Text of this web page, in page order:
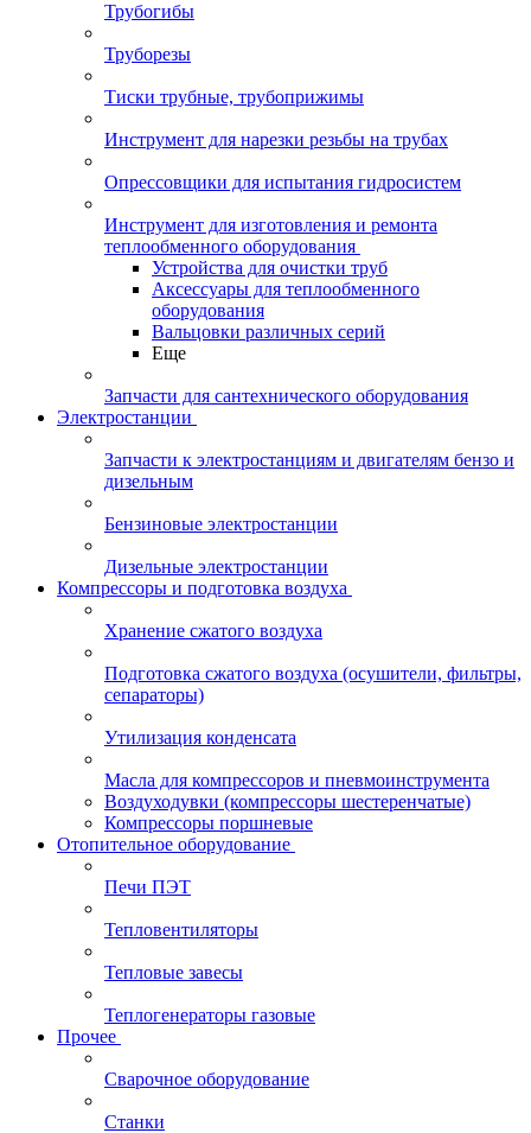
Трубогибы
Труборезы
Тиски трубные, трубоприжимы
Инструмент для нарезки резьбы на трубах
Опрессовщики для испытания гидросистем
Инструмент для изготовления и ремонта
теплообменного оборудования
Устройства для очистки труб
Аксессуары для теплообменного
оборудования
Вальцовки различных серий
Еще
Запчасти для сантехнического оборудования
Электростанции
Запчасти к электростанциям и двигателям бензо и
дизельным
Бензиновые электростанции
Дизельные электростанции
Компрессоры и подготовка воздуха
Хранение сжатого воздуха
Подготовка сжатого воздуха (осушители, фильтры,
сепараторы)
Утилизация конденсата
Масла для компрессоров и пневмоинструмента
Воздуходувки (компрессоры шестеренчатые)
Компрессоры поршневые
Отопительное оборудование
Печи ПЭТ
Тепловентиляторы
Тепловые завесы
Теплогенераторы газовые
Прочее
Сварочное оборудование
Станки